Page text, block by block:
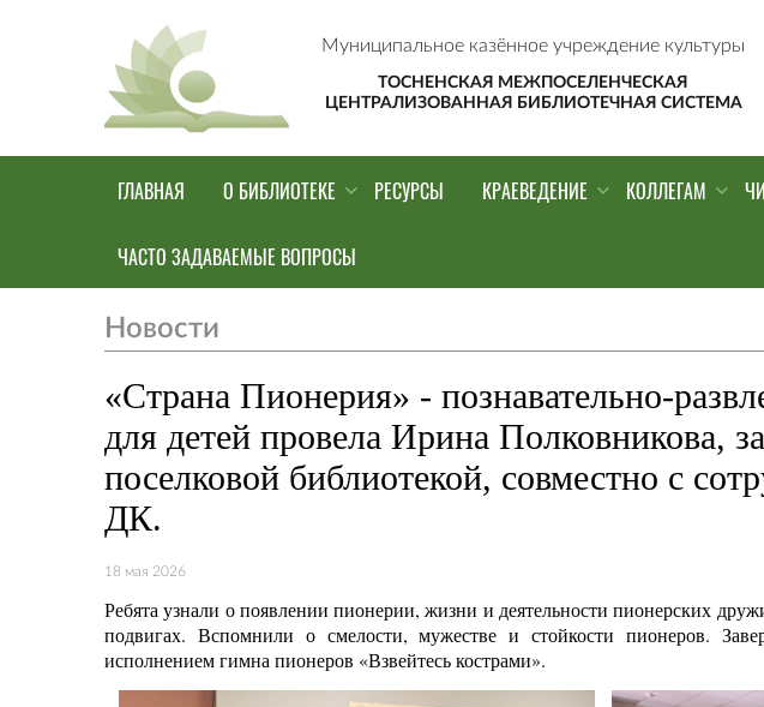
Муниципальное казённое учреждение культуры
ТОСНЕНСКАЯ МЕЖПОСЕЛЕНЧЕСКАЯ
ЦЕНТРАЛИЗОВАННАЯ БИБЛИОТЕЧНАЯ СИСТЕМА
ГЛАВНАЯ О БИБЛИОТЕКЕ РЕСУРСЫ КРАЕВЕДЕНИЕ КОЛЛЕГАМ
ЧАСТО ЗАДАВАЕМЫЕ ВОПРОСЫ
Новости
«Страна Пионерия» - познавательно-
для детей провела Ирина Полковникова,
поселковой библиотекой, совместно с
ДК.
18 мая 2026
Ребята узнали о появлении пионерии, жизни и деятельности пионерских
подвигах. Вспомнили о смелости, мужестве и стойкости пионеров.
исполнением гимна пионеров «Взвейтесь кострами».